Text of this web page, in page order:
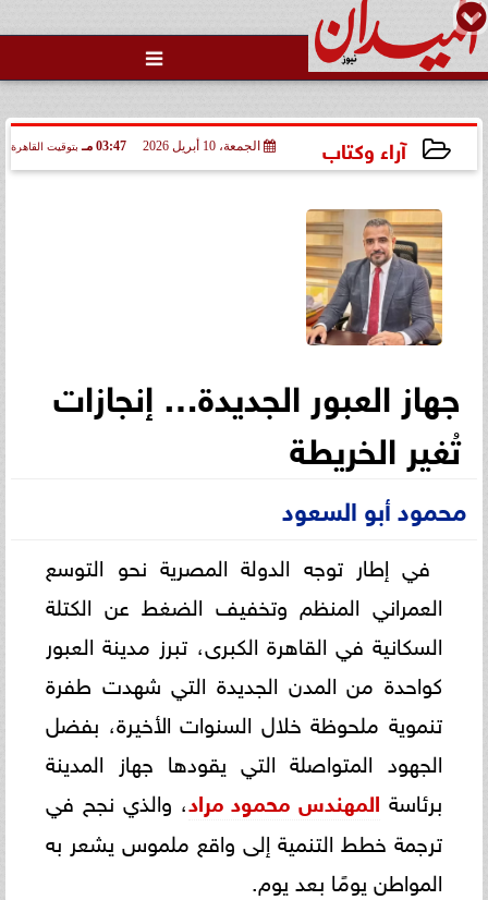

آراء وكتاب الجمعة، 10 أبريل 2026 03:47 مـ بتوقيت القاهرة
جهاز العبور الجديدة… إنجازات
تُغير الخريطة
محمود أبو السعود
في إطار توجه الدولة المصرية نحو التوسع
العمراني المنظم وتخفيف الضغط عن الكتلة
السكانية في القاهرة الكبرى، تبرز مدينة العبور
كواحدة من المدن الجديدة التي شهدت طفرة
تنموية ملحوظة خلال السنوات الأخيرة، بفضل
الجهود المتواصلة التي يقودها جهاز المدينة
برئاسة المهندس محمود مراد، والذي نجح في
ترجمة خطط التنمية إلى واقع ملموس يشعر به
المواطن يومًا بعد يوم.